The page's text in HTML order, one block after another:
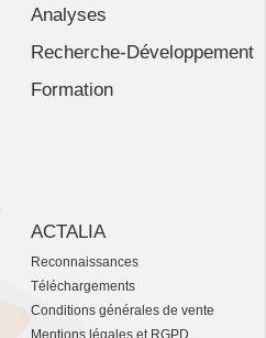
Analyses
Recherche-Développement
Formation
ACTALIA
Reconnaissances
Téléchargements
Conditions générales de vente
Mentions légales et RGPD